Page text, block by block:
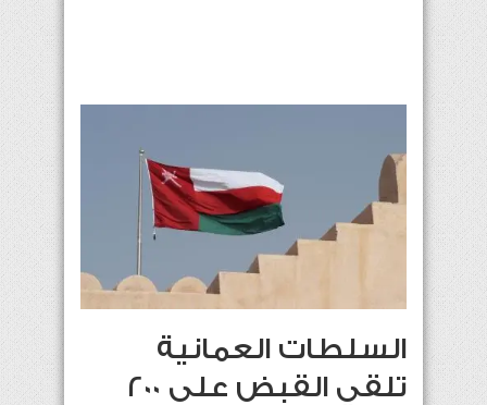
السلطات العمانية
تلقي القبض على 200